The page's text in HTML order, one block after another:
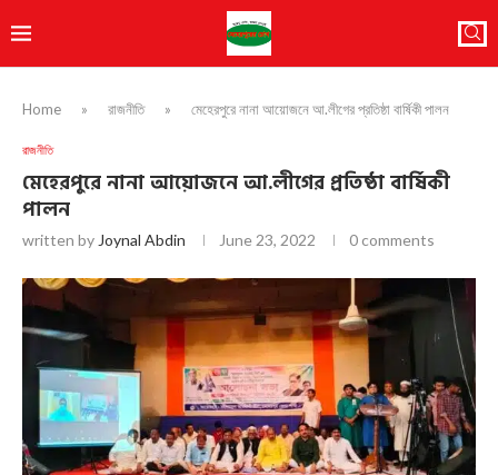
Home » রাজনীতি » মেহেরপুরে নানা আয়োজনে আ.লীগের প্রতিষ্ঠা বার্ষিকী পালন
রাজনীতি
মেহেরপুরে নানা আয়োজনে আ.লীগের প্রতিষ্ঠা বার্ষিকী
পালন
written by Joynal Abdin June 23, 2022 0 comments